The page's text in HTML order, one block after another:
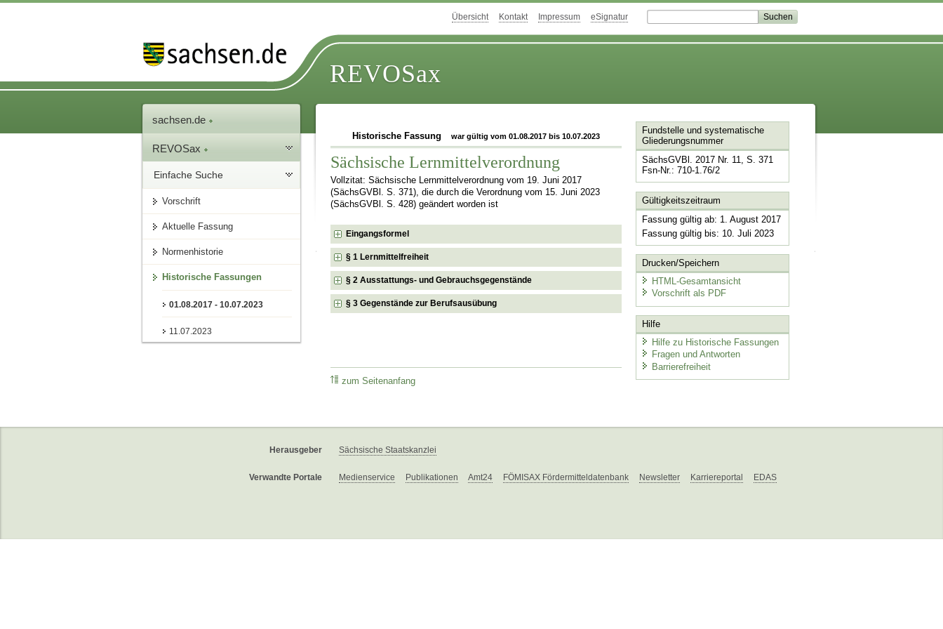
Übersicht Kontakt Impressum eSignatur
REVOSax
sachsen.de
REVOSax
Einfache Suche
Vorschrift
Aktuelle Fassung
Normenhistorie
Historische Fassungen
01.08.2017 - 10.07.2023
11.07.2023
Historische Fassung war gültig vom 01.08.2017 bis 10.07.2023
Sächsische Lernmittelverordnung
Vollzitat: Sächsische Lernmittelverordnung vom 19. Juni 2017
(SächsGVBl. S. 371), die durch die Verordnung vom 15. Juni 2023
(SächsGVBl. S. 428) geändert worden ist
Eingangsformel
§ 1 Lernmittelfreiheit
§ 2 Ausstattungs- und Gebrauchsgegenstände
§ 3 Gegenstände zur Berufsausübung
zum Seitenanfang
Fundstelle und systematische
Gliederungsnummer
SächsGVBl. 2017 Nr. 11, S. 371
Fsn-Nr.: 710-1.76/2
Gültigkeitszeitraum
Fassung gültig ab: 1. August 2017
Fassung gültig bis: 10. Juli 2023
Drucken/Speichern
HTML-Gesamtansicht
Vorschrift als PDF
Hilfe
Hilfe zu Historische Fassungen
Fragen und Antworten
Barrierefreiheit
Herausgeber Sächsische Staatskanzlei
Verwandte Portale Medienservice Publikationen Amt24 FÖMISAX Fördermitteldatenbank Newsletter Karriereportal EDAS